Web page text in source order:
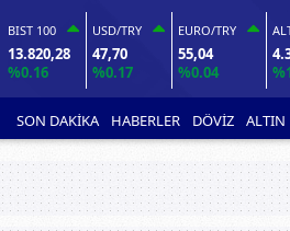
BIST 100
13.820,28
%0.16
USD/TRY
47,70
%0.17
EURO/TRY
55,04
%0.04
SON DAKİKA HABERLER DÖVİZ ALTIN